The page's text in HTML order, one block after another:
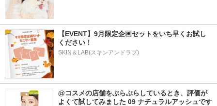
【EVENT】9月限定企画セットをいち早くお試し
ください！
SKIN＆LAB(スキンアンドラブ)
@コスメの店舗をぶらぶらしているとき、評価が
よくて試してみました 09 ナチュラルアッシュです